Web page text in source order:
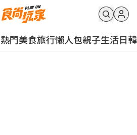
熱門美食旅行懶人包親子生活日韓